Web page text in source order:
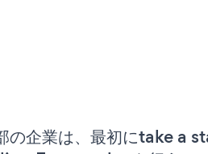
の企業は、最初にtake a